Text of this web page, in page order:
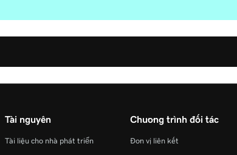
Tài nguyên
Tài liệu cho nhà phát triển
Chương trình đối tác
Đơn vị liên kết